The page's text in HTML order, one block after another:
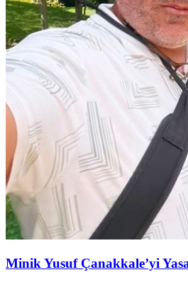
Minik Yusuf Çanakkale’yi